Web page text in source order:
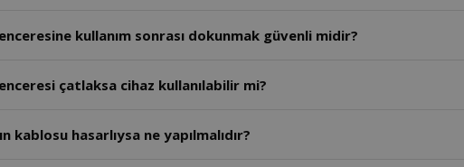
kullanım sonrası dokunmak güvenli midir?
çatlaksa cihaz kullanılabilir mi?
kablosu hasarlıysa ne yapılmalıdır?